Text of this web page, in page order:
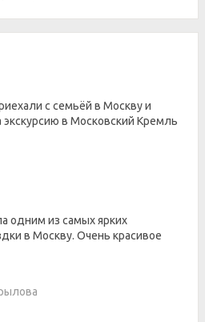
с семьёй в Москву и
экскурсию в Московский Кремль
одним из самых ярких
в Москву. Очень красивое